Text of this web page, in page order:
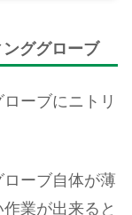
ググローブ
ーブにニトリ
ーブ自体が薄
業が出来ると